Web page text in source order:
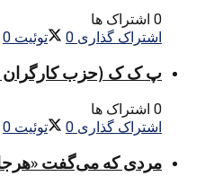
0 اشتراک ها
اشتراک گذاری 0 توئیت 0
پ ک ک (حزب
0 اشتراک ها
اشتراک گذاری 0 توئیت 0
مردی که می‌گفت